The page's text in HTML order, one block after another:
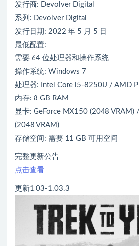
发行商: Devolver Digital
系列: Devolver Digital
发行日期: 2022 年 5 月 5 日
最低配置:
需要 64 位处理器和操作系统
操作系统: Windows 7
处理器: Intel Core i5-8250U / AMD
内存: 8 GB RAM
显卡: GeForce MX150 (2048 VRAM)
(2048 VRAM)
存储空间: 需要 11 GB 可用空间
完整更新公告
点击查看
更新1.03-1.03.3